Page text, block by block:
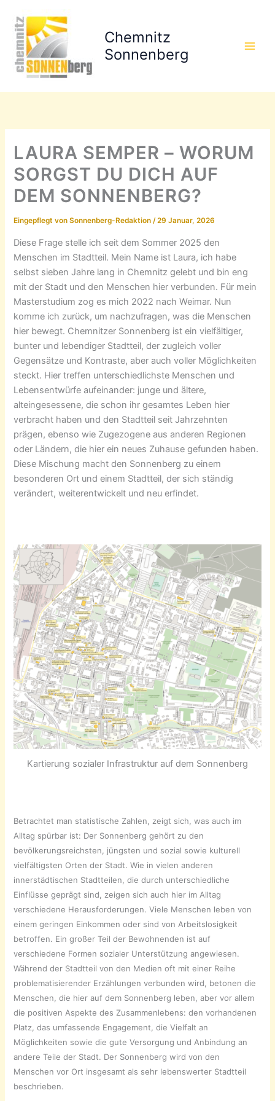
Inhalt
springen
Chemnitz
Sonnenberg
LAURA SEMPER – WORUM
SORGST DU DICH AUF
DEM SONNENBERG?
Eingepflegt von Sonnenberg-Redaktion/29 Januar, 2026
Diese Frage stelle ich seit dem Sommer 2025 den
Menschen im Stadtteil. Mein Name ist Laura, ich habe
selbst sieben Jahre lang in Chemnitz gelebt und bin eng
mit der Stadt und den Menschen hier verbunden. Für mein
Masterstudium zog es mich 2022 nach Weimar. Nun
komme ich zurück, um nachzufragen, was die Menschen
hier bewegt. Chemnitzer Sonnenberg ist ein vielfältiger,
bunter und lebendiger Stadtteil, der zugleich voller
Gegensätze und Kontraste, aber auch voller Möglichkeiten
steckt. Hier treffen unterschiedlichste Menschen und
Lebensentwürfe aufeinander: junge und ältere,
alteingesessene, die schon ihr gesamtes Leben hier
verbracht haben und den Stadtteil seit Jahrzehnten
prägen, ebenso wie Zugezogene aus anderen Regionen
oder Ländern, die hier ein neues Zuhause gefunden haben.
Diese Mischung macht den Sonnenberg zu einem
besonderen Ort und einem Stadtteil, der sich ständig
verändert, weiterentwickelt und neu erfindet.
Kartierung sozialer Infrastruktur auf dem Sonnenberg
Betrachtet man statistische Zahlen, zeigt sich, was auch im
Alltag spürbar ist: Der Sonnenberg gehört zu den
bevölkerungsreichsten, jüngsten und sozial sowie kulturell
vielfältigsten Orten der Stadt. Wie in vielen anderen
innerstädtischen Stadtteilen, die durch unterschiedliche
Einflüsse geprägt sind, zeigen sich auch hier im Alltag
verschiedene Herausforderungen. Viele Menschen leben von
einem geringen Einkommen oder sind von Arbeitslosigkeit
betroffen. Ein großer Teil der Bewohnenden ist auf
verschiedene Formen sozialer Unterstützung angewiesen.
Während der Stadtteil von den Medien oft mit einer Reihe
problematisierender Erzählungen verbunden wird, betonen die
Menschen, die hier auf dem Sonnenberg leben, aber vor allem
die positiven Aspekte des Zusammenlebens: den vorhandenen
Platz, das umfassende Engagement, die Vielfalt an
Möglichkeiten sowie die gute Versorgung und Anbindung an
andere Teile der Stadt. Der Sonnenberg wird von den
Menschen vor Ort insgesamt als sehr lebenswerter Stadtteil
beschrieben.